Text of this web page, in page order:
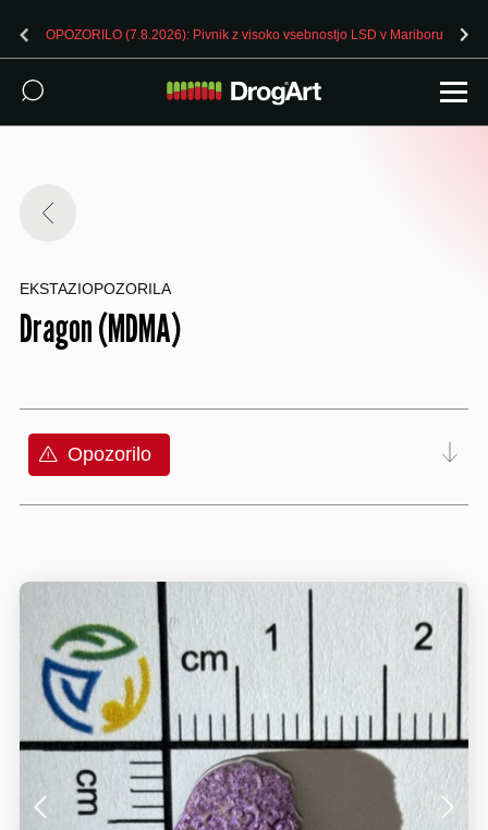
OPOZORILO (7.8.2026): Pivnik z visoko vsebnostjo LSD v Mariboru
EKSTAZIOPOZORILA
Dragon (MDMA)
Opozorilo